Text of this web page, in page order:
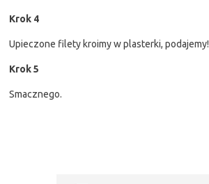
Krok 4
Upieczone filety kroimy w plasterki, podajemy!
Krok 5
Smacznego.